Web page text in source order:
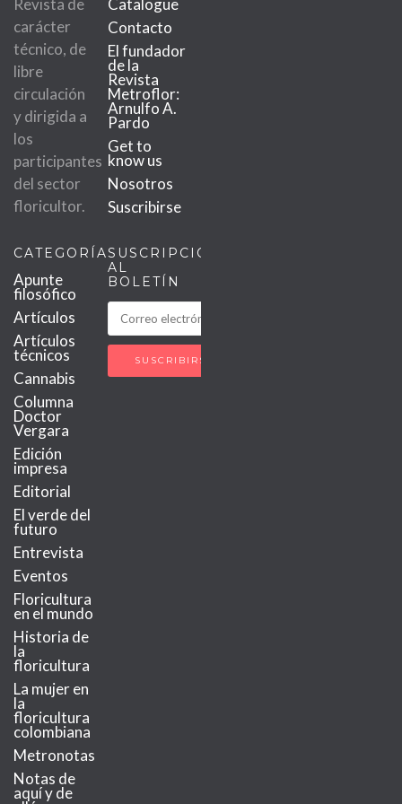
Revista de
carácter
técnico, de
libre
circulación
y dirigida a
los
participantes
del sector
floricultor.
Catalogue
Contacto
El fundador
de la
Revista
Metroflor:
Arnulfo A.
Pardo
Get to
know us
Nosotros
Suscribirse
CATEGORÍAS
Apunte
filosófico
Artículos
Artículos
técnicos
Cannabis
Columna
Doctor
Vergara
Edición
impresa
Editorial
El verde del
futuro
Entrevista
Eventos
Floricultura
en el mundo
Historia de
la
floricultura
La mujer en
la
floricultura
colombiana
Metronotas
Notas de
aquí y de
SUSCRIPCIÓN
AL
BOLETÍN